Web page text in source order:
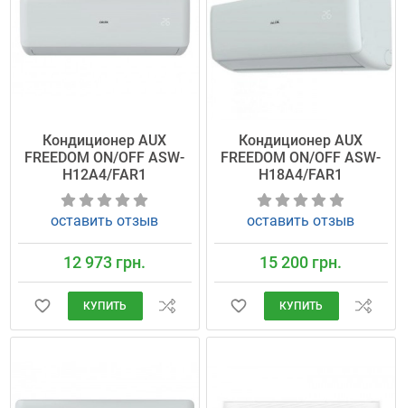
Кондиционер AUX
FREEDOM ON/OFF ASW-
H12A4/FAR1
оставить отзыв
12 973 грн.
КУПИТЬ
Кондиционер AUX
FREEDOM ON/OFF ASW-
H18A4/FAR1
оставить отзыв
15 200 грн.
КУПИТЬ